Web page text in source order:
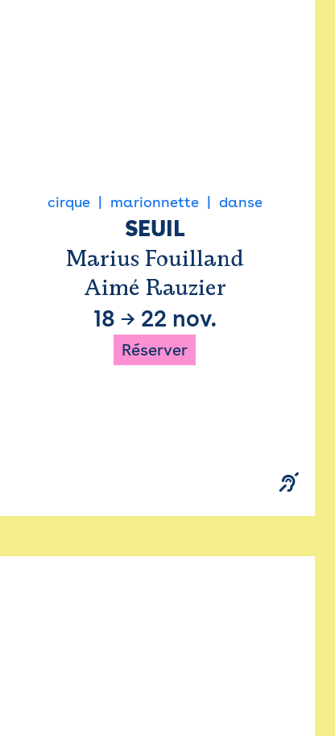
cirque marionnette danse
SEUIL
Marius Fouilland
Aimé Rauzier
18 → 22 nov.
Réserver